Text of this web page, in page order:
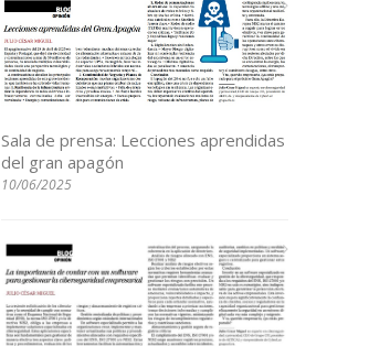
Sala de prensa: Lecciones aprendidas
del gran apagón
10/06/2025